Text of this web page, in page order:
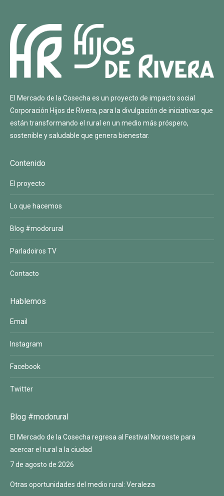
El Mercado de la Cosecha es un proyecto de impacto social
Corporación Hijos de Rivera, para la divulgación de iniciativas que
están transformando el rural en un medio más próspero,
sostenible y saludable que genera bienestar.
Contenido
El proyecto
Lo que hacemos
Blog #modorural
Parladoiros TV
Contacto
Hablemos
Email
Instagram
Facebook
Twitter
Blog #modorural
El Mercado de la Cosecha regresa al Festival Noroeste para
acercar el rural a la ciudad
7 de agosto de 2026
Otras oportunidades del medio rural: Veraleza